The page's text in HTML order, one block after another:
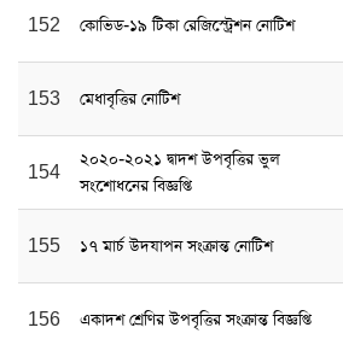
152 কোভিড-১৯ টিকা রেজিস্ট্রেশন নোটিশ
153 মেধাবৃত্তির নোটিশ
154
২০২০-২০২১ দ্বাদশ উপবৃত্তির ভুল
সংশোধনের বিজ্ঞপ্তি
155 ১৭ মার্চ উদযাপন সংক্রান্ত নোটিশ
156 একাদশ শ্রেণির উপবৃত্তির সংক্রান্ত বিজ্ঞপ্তি